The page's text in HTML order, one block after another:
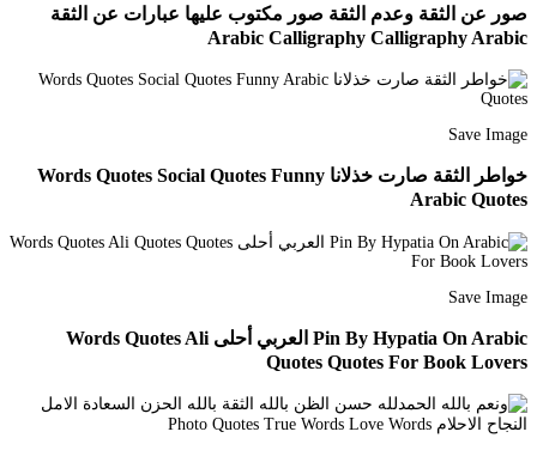
صور عن الثقة وعدم الثقة صور مكتوب عليها عبارات عن الثقة
Arabic Calligraphy Calligraphy Arabic
Save Image
خواطر الثقة صارت خذلانا Words Quotes Social Quotes Funny
Arabic Quotes
Save Image
Pin By Hypatia On Arabic العربي أحلى Words Quotes Ali
Quotes Quotes For Book Lovers